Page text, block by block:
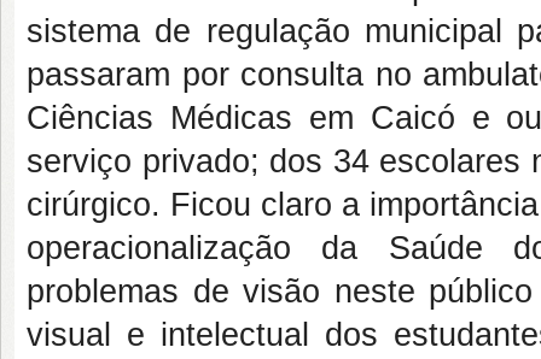
sistema de regulação municipal
passaram por consulta no
Ciências Médicas em Caicó e
serviço privado; dos 34 escolares
cirúrgico. Ficou claro a
operacionalização da Saúde
problemas de visão neste
visual e intelectual dos